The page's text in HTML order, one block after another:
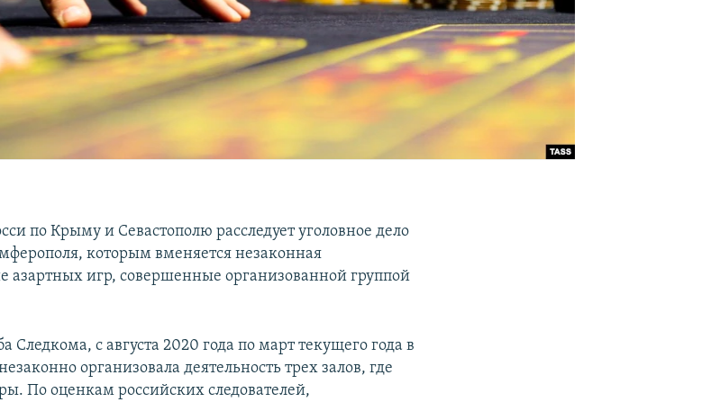
по Крыму и Севастополю расследует уголовное дело
которым вменяется незаконная
азартных игр, совершенные организованной группой
Следкома, с августа 2020 года по март текущего года в
организовала деятельность трех залов, где
По оценкам российских следователей,